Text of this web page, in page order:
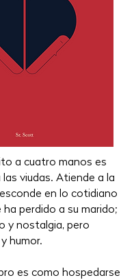
a cuatro manos es
viudas. Atiende a la
en lo cotidiano
ha perdido a su marido;
y nostalgia, pero
humor.
es como hospedarse